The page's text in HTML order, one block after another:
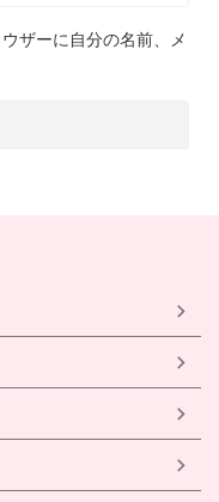
ザーに自分の名前、メ